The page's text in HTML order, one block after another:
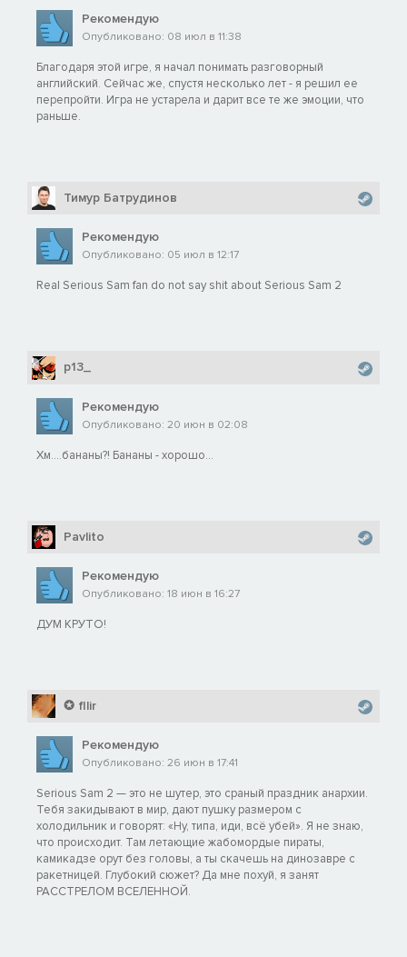
Рекомендую
Опубликовано: 08 июл в 11:38
Благодаря этой игре, я начал понимать разговорный
английский. Сейчас же, спустя несколько лет - я решил ее
перепройти. Игра не устарела и дарит все те же эмоции, что
раньше.
Тимур Батрудинов
Рекомендую
Опубликовано: 05 июл в 12:17
Real Serious Sam fan do not say shit about Serious Sam 2
p13_
Рекомендую
Опубликовано: 20 июн в 02:08
Хм....бананы?! Бананы - хорошо...
Pavlito
Рекомендую
Опубликовано: 18 июн в 16:27
ДУМ КРУТО!
✪ fllir
Рекомендую
Опубликовано: 26 июн в 17:41
Serious Sam 2 — это не шутер, это сраный праздник анархии.
Тебя закидывают в мир, дают пушку размером с
холодильник и говорят: «Ну, типа, иди, всё убей». Я не знаю,
что происходит. Там летающие жабомордые пираты,
камикадзе орут без головы, а ты скачешь на динозавре с
ракетницей. Глубокий сюжет? Да мне похуй, я занят
РАССТРЕЛОМ ВСЕЛЕННОЙ.